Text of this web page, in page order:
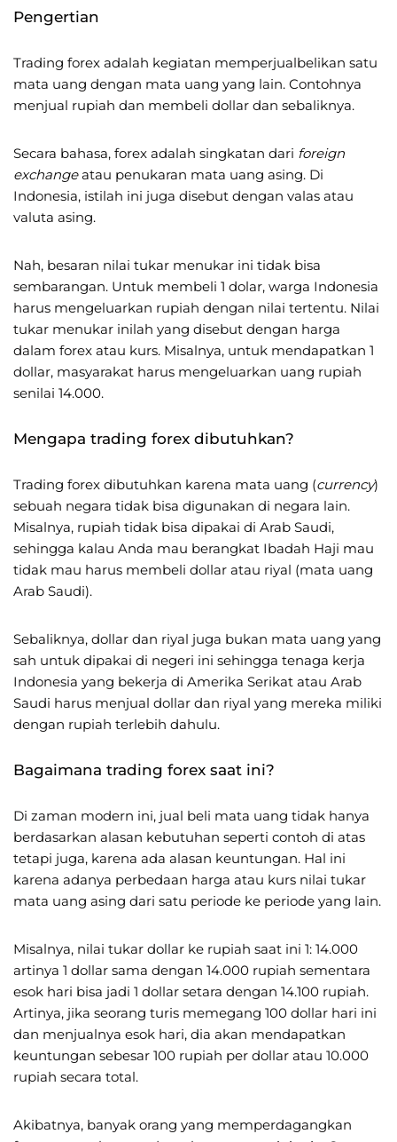
Pengertian
Trading forex adalah kegiatan memperjualbelikan satu
mata uang dengan mata uang yang lain. Contohnya
menjual rupiah dan membeli dollar dan sebaliknya.
Secara bahasa, forex adalah singkatan dari foreign
exchangeatau penukaran mata uang asing. Di
Indonesia, istilah ini juga disebut dengan valas atau
valuta asing.
Nah, besaran nilai tukar menukar ini tidak bisa
sembarangan. Untuk membeli 1 dolar, warga Indonesia
harus mengeluarkan rupiah dengan nilai tertentu. Nilai
tukar menukar inilah yang disebut dengan harga
dalam forex atau kurs. Misalnya, untuk mendapatkan 1
dollar, masyarakat harus mengeluarkan uang rupiah
senilai 14.000.
Mengapa trading forex dibutuhkan?
Trading forex dibutuhkan karena mata uang (currency)
sebuah negara tidak bisa digunakan di negara lain.
Misalnya, rupiah tidak bisa dipakai di Arab Saudi,
sehingga kalau Anda mau berangkat Ibadah Haji mau
tidak mau harus membeli dollar atau riyal (mata uang
Arab Saudi).
Sebaliknya, dollar dan riyal juga bukan mata uang yang
sah untuk dipakai di negeri ini sehingga tenaga kerja
Indonesia yang bekerja di Amerika Serikat atau Arab
Saudi harus menjual dollar dan riyal yang mereka miliki
dengan rupiah terlebih dahulu.
Bagaimana trading forex saat ini?
Di zaman modern ini, jual beli mata uang tidak hanya
berdasarkan alasan kebutuhan seperti contoh di atas
tetapi juga, karena ada alasan keuntungan. Hal ini
karena adanya perbedaan harga atau kurs nilai tukar
mata uang asing dari satu periode ke periode yang lain.
Misalnya, nilai tukar dollar ke rupiah saat ini 1: 14.000
artinya 1 dollar sama dengan 14.000 rupiah sementara
esok hari bisa jadi 1 dollar setara dengan 14.100 rupiah.
Artinya, jika seorang turis memegang 100 dollar hari ini
dan menjualnya esok hari, dia akan mendapatkan
keuntungan sebesar 100 rupiah per dollar atau 10.000
rupiah secara total.
Akibatnya, banyak orang yang memperdagangkan